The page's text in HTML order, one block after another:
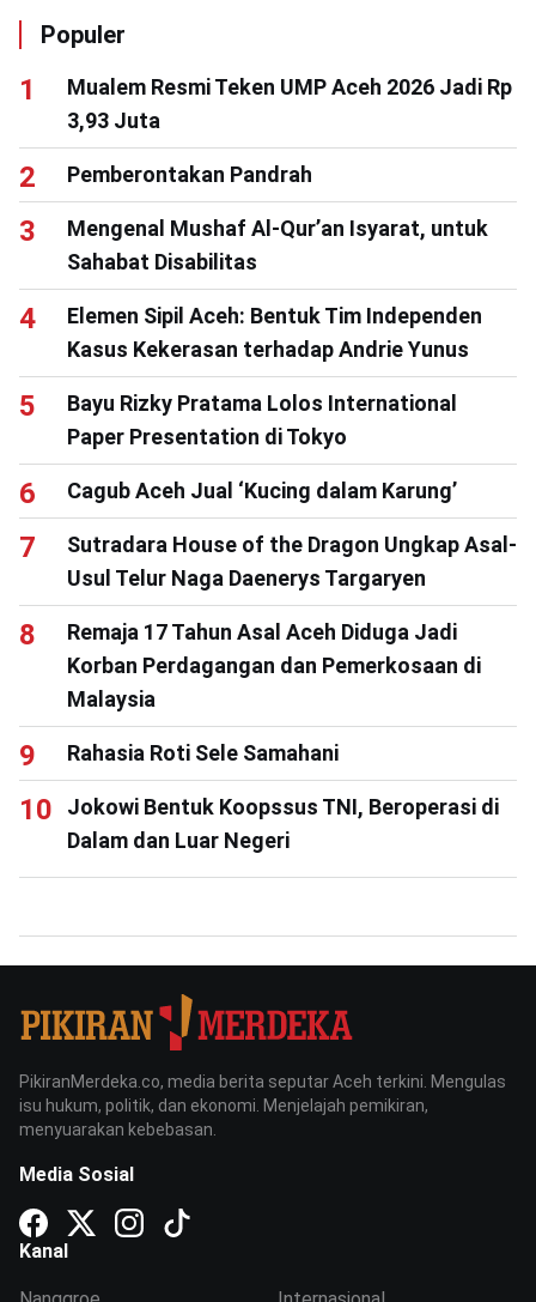
Populer
Mualem Resmi Teken UMP Aceh 2026 Jadi Rp
3,93 Juta
Pemberontakan Pandrah
Mengenal Mushaf Al-Qur’an Isyarat, untuk
Sahabat Disabilitas
Elemen Sipil Aceh: Bentuk Tim Independen
Kasus Kekerasan terhadap Andrie Yunus
Bayu Rizky Pratama Lolos International
Paper Presentation di Tokyo
Cagub Aceh Jual ‘Kucing dalam Karung’
Sutradara House of the Dragon Ungkap Asal-
Usul Telur Naga Daenerys Targaryen
Remaja 17 Tahun Asal Aceh Diduga Jadi
Korban Perdagangan dan Pemerkosaan di
Malaysia
Rahasia Roti Sele Samahani
Jokowi Bentuk Koopssus TNI, Beroperasi di
Dalam dan Luar Negeri
PikiranMerdeka.co, media berita seputar Aceh terkini. Mengulas
isu hukum, politik, dan ekonomi. Menjelajah pemikiran,
menyuarakan kebebasan.
Media Sosial
Kanal